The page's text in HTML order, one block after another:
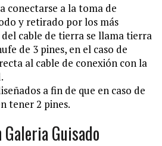
conectarse a la toma de
y retirado por los más
cable de tierra se llama tierra
de 3 pines, en el caso de
al cable de conexión con la
a fin de que en caso de
tener 2 pines.
Guisado